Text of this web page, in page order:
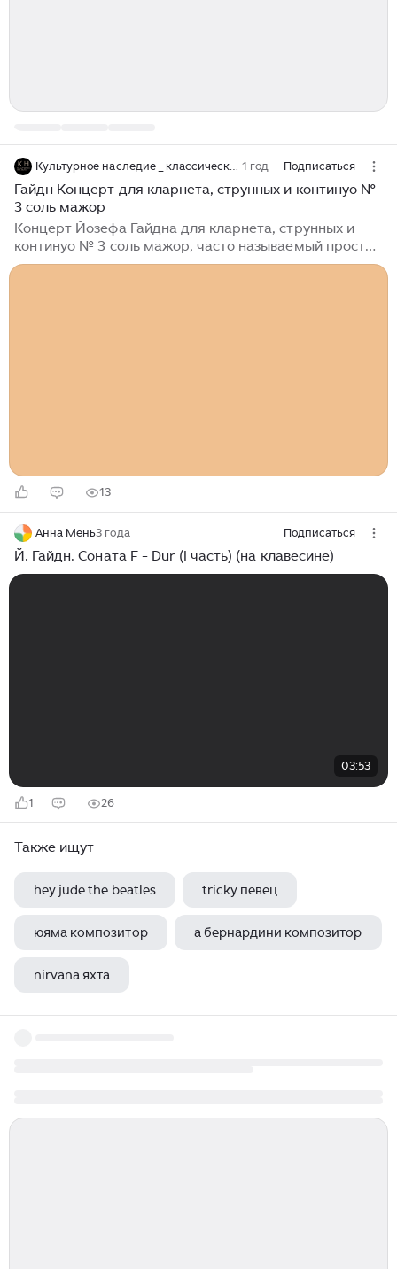
1 год Подписаться
Гайдн Концерт для кларнета, струнных и континуо №
3 соль мажор
Концерт Йозефа Гайдна для кларнета, струнных и
континуо № 3 соль мажор, часто называемый просто
«Концертом для кларнета», представляет собой
13
Анна Мень3 года Подписаться
Й. Гайдн. Соната F - Dur (l часть) (на клавесине)
03:53
1 26
Также ищут
hey jude the beatles tricky певец
юяма композитор а бернардини композитор
nirvana яхта